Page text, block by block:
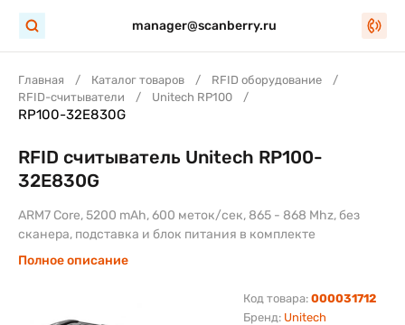
manager@scanberry.ru
Главная Каталог товаров
RFID оборудование
RFID-считыватели
Unitech RP100
RP100-32E830G
Бренд: Unitech
Код товара: 000031712
RFID считыватель Unitech RP100-
32E830G
ARM7 Core, 5200 mAh, 600 меток/сек, 865 - 868 Mhz, без
сканера, подставка и блок питания в комплекте
Полное описание